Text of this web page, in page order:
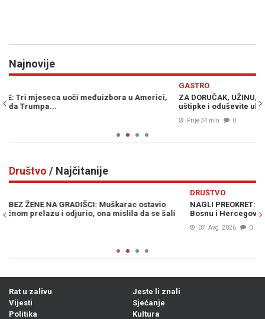
Najnovije
ZA DORUČAK, UŽINU, VEČERU...: Za tren oka napravite slasne
uštipke i oduševite ukućane...
Društvo / Najčitanije
NAGLI PREOKRET: AccuWeather objavio vremensku prognozu za
Bosnu i Hercegovinu...
Rat u zalivu
Vijesti
Politika
Jeste li znali
Sjećanje
Kultura